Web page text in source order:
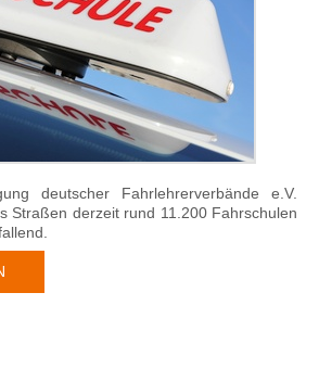
deutscher Fahrlehrerverbände e.V.
Straßen derzeit rund 11.200 Fahrschulen